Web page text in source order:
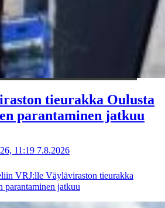
tieurakka Oulusta
parantaminen jatkuu
11:19 7.8.2026
VRJ:lle Väyläviraston tieurakka
parantaminen jatkuu